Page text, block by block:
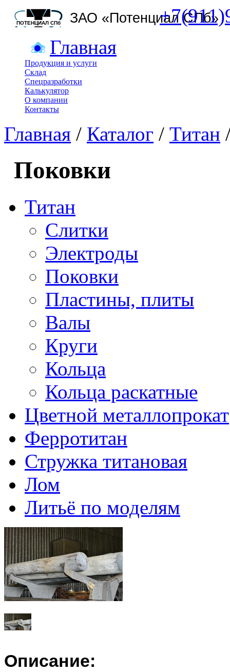
Главная
Продукция и услуги
Склад
Спецразработки
Калькулятор
О компании
Контакты
Главная / Каталог / Титан
Поковки
Титан
Слитки
Электроды
Поковки
Пластины, плиты
Валы
Круги
Кольца
Кольца раскатные
Цветной металлопрокат
Ферротитан
Стружка титановая
Лом
Литьё по моделям
Описание: